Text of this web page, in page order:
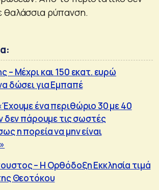
ρύπανση.
– Μέχρι και 150 εκατ. ευρώ
δώσει για Εμπαπέ
ένα περιθώριο 30 με 40
δεν πάρουμε τις σωστές
η πορεία να μην είναι
– Η Ορθόδοξη Εκκλησία τιμά
Θεοτόκου